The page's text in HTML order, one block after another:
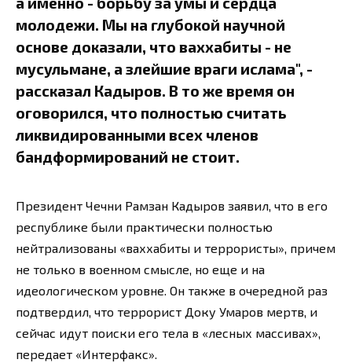
молодежи. Мы на глубокой научной
основе доказали, что ваххабиты - не
мусульмане, а злейшие враги ислама", -
рассказал Кадыров. В то же время он
оговорился, что полностью считать
ликвидированными всех членов
бандформирований не стоит.
Президент Чечни Рамзан Кадыров заявил, что в его
республике были практически полностью
нейтрализованы «ваххабиты и террористы», причем
не только в военном смысле, но еще и на
идеологическом уровне. Он также в очередной раз
подтвердил, что террорист Доку Умаров мертв, и
сейчас идут поиски его тела в «лесных массивах»,
передает «Интерфакс».